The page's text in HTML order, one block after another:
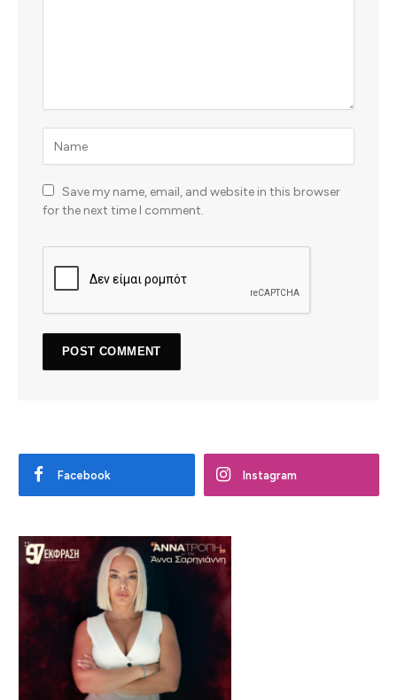
Save my name, email, and website in this browser
for the next time I comment.
Facebook Instagram